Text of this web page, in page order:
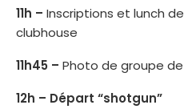
11h – Inscriptions et lunch
clubhouse
11h45 – Photo de groupe
12h – Départ “shotgun”